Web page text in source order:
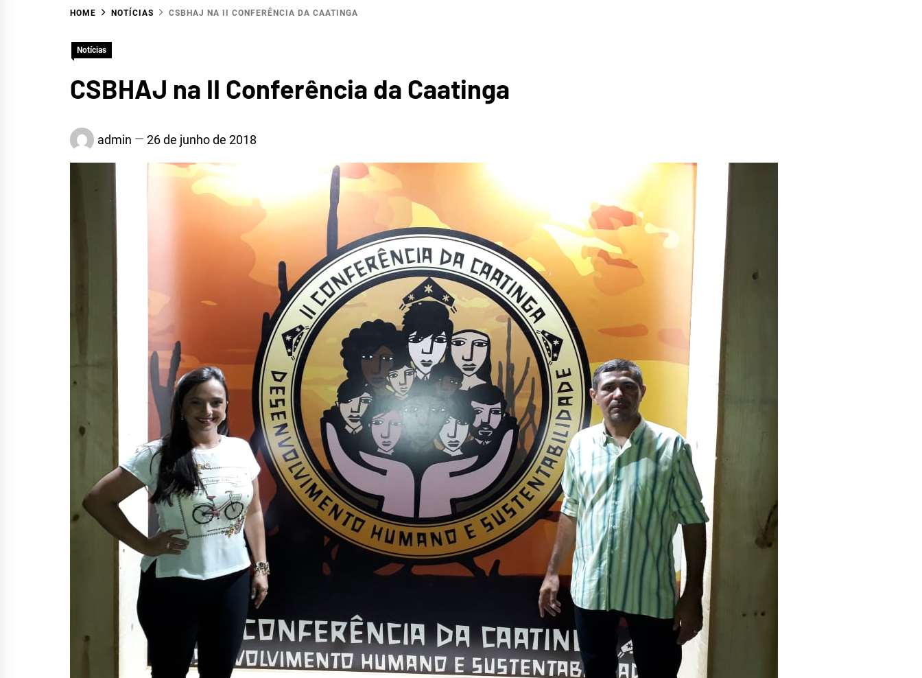
BACIA
HIDROGRÁFICA DO
ALTO DO JAGUARIBE
HOME NOTÍCIAS CSBHAJ NA II CONFERÊNCIA DA CAATINGA
Notícias
CSBHAJ na II Conferência da Caatinga
admin 26 de junho de 2018